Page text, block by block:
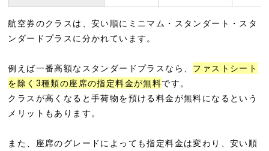
航空券のクラスは、安い順にミニマム・スタンダート・スタ
ンダードプラスに分かれています。
例えば一番高額なスタンダードプラスなら、 ファストシート
を除く3種類の座席の指定料金が無料です。
クラスが高くなると手荷物を預ける料金が無料になるという
メリットもあります。
また、座席のグレードによっても指定料金は変わり、安い順